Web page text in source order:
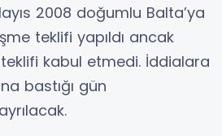
2008 doğumlu Balta’ya
teklifi yapıldı ancak
kabul etmedi. İddialara
bastığı gün